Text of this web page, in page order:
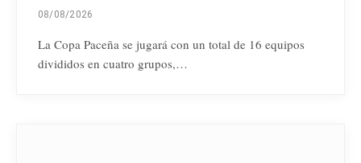
08/08/2026
La Copa Paceña se jugará con un total de 16 equipos
divididos en cuatro grupos,…